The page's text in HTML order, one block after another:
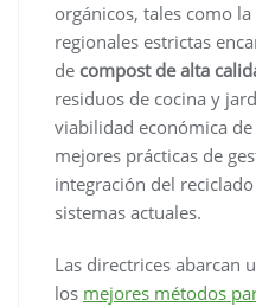
orgánicos, tales como
regionales estrictas
de compost de alta
residuos de cocina y
viabilidad económica
mejores prácticas de
integración del
sistemas actuales.
Las directrices abarcan
los mejores métodos